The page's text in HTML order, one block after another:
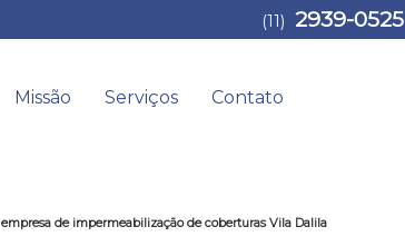
Missão Serviços Contato
(11) 2939-0525
empresa de impermeabilização de coberturas Vila Dalila